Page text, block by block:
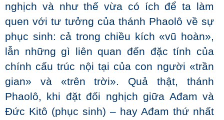
nghịch và như thế vừa có ích để ta làm
quen với tư tưởng của thánh Phaolô về sự
phục sinh: cả trong chiều kích «vũ hoàn»,
lẫn những gì liên quan đến đặc tính của
chính cấu trúc nội tại của con người «trần
gian» và «trên trời». Quả thật, thánh
Phaolô, khi đặt đối nghịch giữa Ađam và
Đức Kitô (phục sinh) – hay Ađam thứ nhất